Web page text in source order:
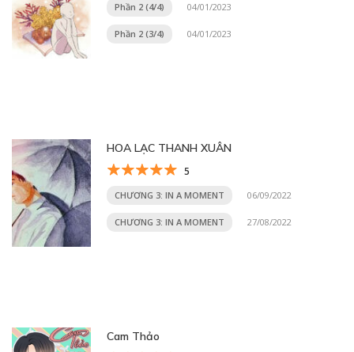
Phần 2 (4/4) 04/01/2023
Phần 2 (3/4) 04/01/2023
HOA LẠC THANH XUÂN
5
CHƯƠNG 3: IN A MOMENT 06/09/2022
CHƯƠNG 3: IN A MOMENT 27/08/2022
Cam Thảo